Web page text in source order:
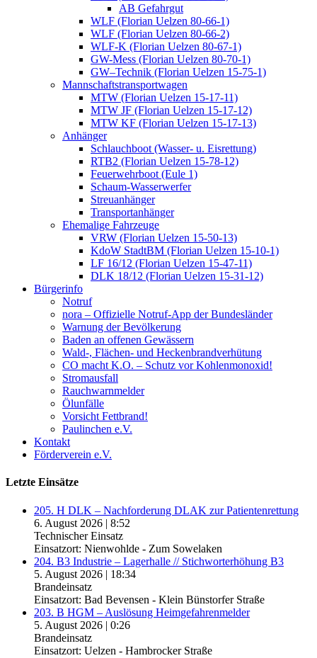
AB Gefahrgut
WLF (Florian Uelzen 80-66-1)
WLF (Florian Uelzen 80-66-2)
WLF-K (Florian Uelzen 80-67-1)
GW-Mess (Florian Uelzen 80-70-1)
GW–Technik (Florian Uelzen 15-75-1)
Mannschaftstransportwagen
MTW (Florian Uelzen 15-17-11)
MTW JF (Florian Uelzen 15-17-12)
MTW KF (Florian Uelzen 15-17-13)
Anhänger
Schlauchboot (Wasser- u. Eisrettung)
RTB2 (Florian Uelzen 15-78-12)
Feuerwehrboot (Eule 1)
Schaum-Wasserwerfer
Streuanhänger
Transportanhänger
Ehemalige Fahrzeuge
VRW (Florian Uelzen 15-50-13)
KdoW StadtBM (Florian Uelzen 15-10-1)
LF 16/12 (Florian Uelzen 15-47-11)
DLK 18/12 (Florian Uelzen 15-31-12)
Bürgerinfo
Notruf
nora – Offizielle Notruf-App der Bundesländer
Warnung der Bevölkerung
Baden an offenen Gewässern
Wald-, Flächen- und Heckenbrandverhütung
CO macht K.O. – Schutz vor Kohlenmonoxid!
Stromausfall
Rauchwarnmelder
Ölunfälle
Vorsicht Fettbrand!
Paulinchen e.V.
Kontakt
Förderverein e.V.
Letzte Einsätze
205. H DLK – Nachforderung DLAK zur Patientenrettung
6. August 2026 | 8:52
Technischer Einsatz
Einsatzort: Nienwohlde - Zum Sowelaken
204. B3 Industrie – Lagerhalle // Stichworterhöhung B3
5. August 2026 | 18:34
Brandeinsatz
Einsatzort: Bad Bevensen - Klein Bünstorfer Straße
203. B HGM – Auslösung Heimgefahrenmelder
5. August 2026 | 0:26
Brandeinsatz
Einsatzort: Uelzen - Hambrocker Straße